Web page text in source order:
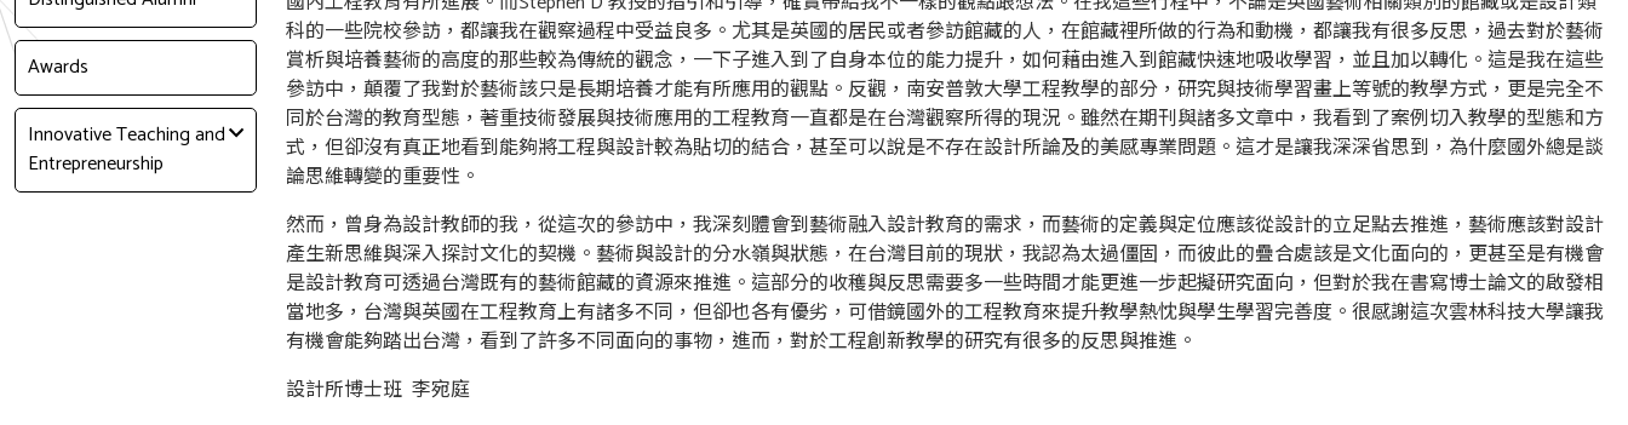
Awards
Innovative Teaching and
Entrepreneurship
科的一些院校參訪，都讓我在觀察過程中受益良多。尤其是英國的居民或者參訪館藏的人，在館藏裡所做的行為和動機，都讓我有很多反思，過去對於藝術
賞析與培養藝術的高度的那些較為傳統的觀念，一下子進入到了自身本位的能力提升，如何藉由進入到館藏快速地吸收學習，並且加以轉化。這是我在這些
參訪中，顛覆了我對於藝術該只是長期培養才能有所應用的觀點。反觀，南安普敦大學工程教學的部分，研究與技術學習畫上等號的教學方式，更是完全不
同於台灣的教育型態，著重技術發展與技術應用的工程教育一直都是在台灣觀察所得的現況。雖然在期刊與諸多文章中，我看到了案例切入教學的型態和方
式，但卻沒有真正地看到能夠將工程與設計較為貼切的結合，甚至可以說是不存在設計所論及的美感專業問題。這才是讓我深深省思到，為什麼國外總是談
論思維轉變的重要性。
然而，曾身為設計教師的我，從這次的參訪中，我深刻體會到藝術融入設計教育的需求，而藝術的定義與定位應該從設計的立足點去推進，藝術應該對設計
產生新思維與深入探討文化的契機。藝術與設計的分水嶺與狀態，在台灣目前的現狀，我認為太過僵固，而彼此的疊合處該是文化面向的，更甚至是有機會
是設計教育可透過台灣既有的藝術館藏的資源來推進。這部分的收穫與反思需要多一些時間才能更進一步起擬研究面向，但對於我在書寫博士論文的啟發相
當地多，台灣與英國在工程教育上有諸多不同，但卻也各有優劣，可借鏡國外的工程教育來提升教學熱忱與學生學習完善度。很感謝這次雲林科技大學讓我
有機會能夠踏出台灣，看到了許多不同面向的事物，進而，對於工程創新教學的研究有很多的反思與推進。
設計所博士班 李宛庭